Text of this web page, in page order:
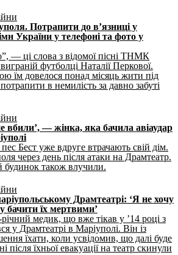
Потрапити до в’язниці у
України у телефоні та фото у
— ці слова з відомої пісні ТНМК
футболці Наталії Перкової.
їм довелося понад місяць жити під
в немилість за давно забуті
вбили’, — жінка, яка бачила авіаудар
Бест уже вдруге втрачають свій дім.
через день після атаки на Драмтеатр.
будинок також влучили.
Драмтеатрі: ‘Я не хочу
бачити їх мертвими’
медик, що вже тікав у ’14 році з
у Драмтеатрі в Маріуполі. Він із
їхати, коли усвідомив, що далі буде
після їхньої евакуації на театр скинули